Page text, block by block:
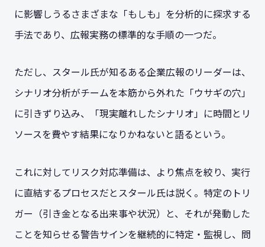
に影響しうるさまざまな「もしも」を分析的に探求する
手法であり、広報実務の標準的な手順の一つだ。
ただし、スタール氏が知るある企業広報のリーダーは、
シナリオ分析がチームを本筋から外れた「ウサギの穴」
に引きずり込み、「現実離れしたシナリオ」に時間とリ
ソースを費やす結果になりかねないと語るという。
これに対してリスク対応準備は、より焦点を絞り、実行
に直結するプロセスだとスタール氏は説く。特定のトリ
ガー（引き金となる出来事や状況）と、それが発動した
ことを知らせる警告サインを継続的に特定・監視し、問